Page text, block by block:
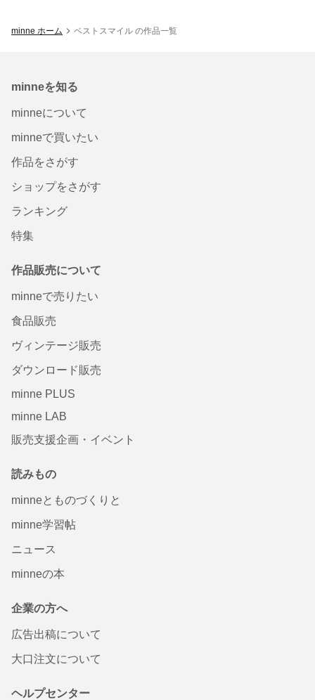
minne ホーム ベストスマイル の作品一覧
minneを知る
minneについて
minneで買いたい
作品をさがす
ショップをさがす
ランキング
特集
作品販売について
minneで売りたい
食品販売
ヴィンテージ販売
ダウンロード販売
minne PLUS
minne LAB
販売支援企画・イベント
読みもの
minneとものづくりと
minne学習帖
ニュース
minneの本
企業の方へ
広告出稿について
大口注文について
ヘルプセンター